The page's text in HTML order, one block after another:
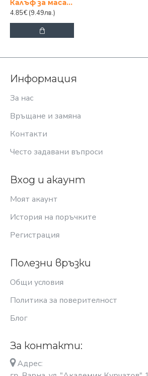
Калъф за маса за гладене 46x130cm МАЛЪК
4.85€ (9.49лв.)
Информация
За нас
Връщане и замяна
Контакти
Често задавани въпроси
Вход и акаунт
Моят акаунт
История на поръчките
Регистрация
Полезни връзки
Общи условия
Политика за поверителност
Блог
За контакти:
Адрес: